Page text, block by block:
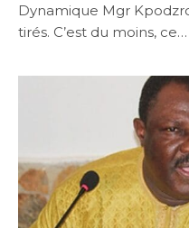
Dynamique Mgr
tirés. C’est du moins, ce…